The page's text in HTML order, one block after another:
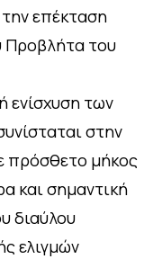
επέκταση
Προβλήτα του
ενίσχυση των
στην
πρόσθετο μήκος
και σημαντική
διαύλου
ελιγμών